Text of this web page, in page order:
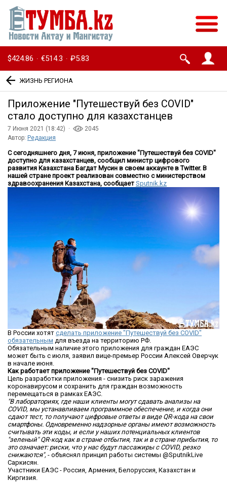
$424.86 · €514.3 · ₽5.83
ЖИЗНЬ РЕГИОНА
Приложение ″Путешествуй без COVID″
стало доступно для казахстанцев
7 Июня 2021 (18:42) ·
2045
Автор: Редакция
С сегодняшнего дня, 7 июня, приложение "Путешествуй без COVID"
доступно для казахстанцев, сообщил министр цифрового
развития Казахстана Багдат Мусин в своем аккаунте в Twitter. В
нашей стране проект реализован совместно с министерством
здравоохранения Казахстана, сообщает Sputnik.kz
В России хотят сделать приложение "Путешествуй без COVID"
обязательным для въезда на территорию РФ.
Обязательным наличие этого приложения для граждан ЕАЭС
может быть с июля, заявил вице-премьер России Алексей Оверчук
в начале июня.
Как работает приложение "Путешествуй без COVID"
Цель разработки приложения - снизить риск заражения
коронавирусом и сохранить для граждан возможность
перемещаться в рамках ЕАЭС.
"В лабораториях, где наши клиенты могут сдавать анализы на
COVID, мы устанавливаем программное обеспечение, и когда они
сдают тест, то получают цифровые ответы в виде QR-кода на свои
смартфоны. Одновременно надзорные органы имеют возможность
считывать эти коды, и если у наших потенциальных клиентов
"зеленый" QR-код как в стране отбытия, так и в стране прибытия, то
это означает: риски, что у нас будут пассажиры с COVID, резко
снижаются", - объяснял принцип работы системы @SputnikLive
Саркисян.
Участники ЕАЭС - Россия, Армения, Белоруссия, Казахстан и
Киргизия.